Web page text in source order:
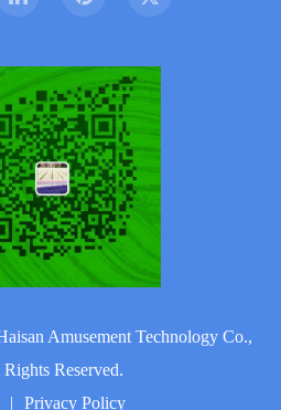
Amusement Technology Co.,
Reserved.
| Privacy Policy